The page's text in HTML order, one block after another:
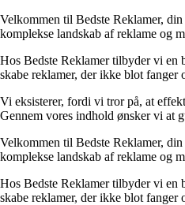
Velkommen til Bedste Reklamer,
komplekse landskab af reklame og
Hos Bedste Reklamer tilbyder vi en
skabe reklamer, der ikke blot
Vi eksisterer, fordi vi tror på, at
Gennem vores indhold ønsker vi at
Velkommen til Bedste Reklamer,
komplekse landskab af reklame og
Hos Bedste Reklamer tilbyder vi en
skabe reklamer, der ikke blot